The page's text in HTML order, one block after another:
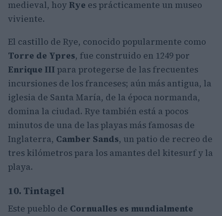
medieval, hoy Rye es prácticamente un museo
viviente.
El castillo de Rye, conocido popularmente como
Torre de Ypres, fue construido en 1249 por
Enrique III para protegerse de las frecuentes
incursiones de los franceses; aún más antigua, la
iglesia de Santa María, de la época normanda,
domina la ciudad. Rye también está a pocos
minutos de una de las playas más famosas de
Inglaterra, Camber Sands, un patio de recreo de
tres kilómetros para los amantes del kitesurf y la
playa.
10. Tintagel
Este pueblo de Cornualles es mundialmente